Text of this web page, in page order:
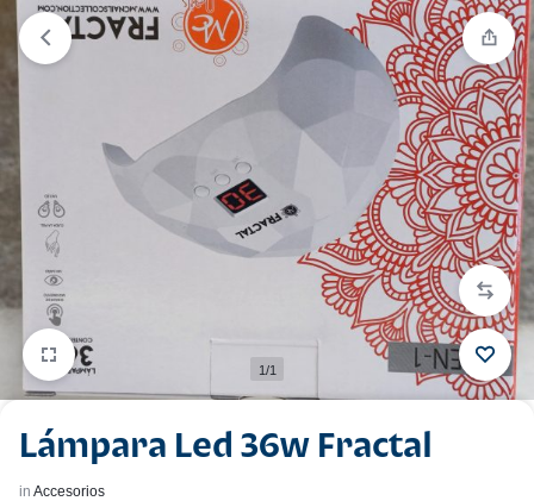
1/1
Lámpara Led 36w Fractal
in Accesorios